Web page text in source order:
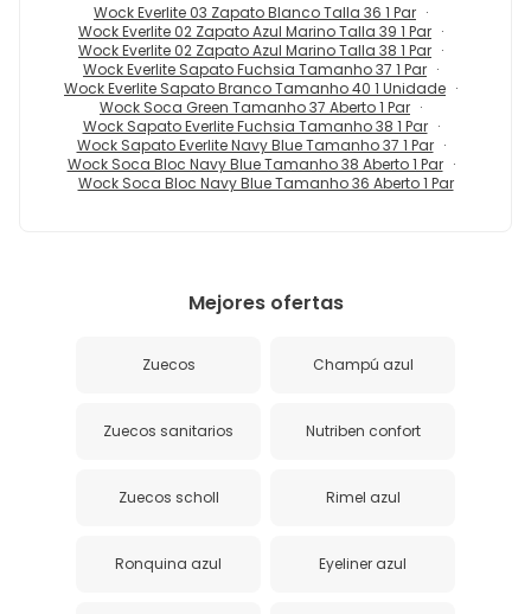
Wock Everlite 03 Zapato Blanco Talla 36 1 Par
Wock Everlite 02 Zapato Azul Marino Talla 39 1 Par
Wock Everlite 02 Zapato Azul Marino Talla 38 1 Par
Wock Everlite Sapato Fuchsia Tamanho 37 1 Par
Wock Everlite Sapato Branco Tamanho 40 1 Unidade
Wock Soca Green Tamanho 37 Aberto 1 Par
Wock Sapato Everlite Fuchsia Tamanho 38 1 Par
Wock Sapato Everlite Navy Blue Tamanho 37 1 Par
Wock Soca Bloc Navy Blue Tamanho 38 Aberto 1 Par
Wock Soca Bloc Navy Blue Tamanho 36 Aberto 1 Par
Mejores ofertas
Zuecos Champú azul
Zuecos sanitarios Nutriben confort
Zuecos scholl Rimel azul
Ronquina azul Eyeliner azul